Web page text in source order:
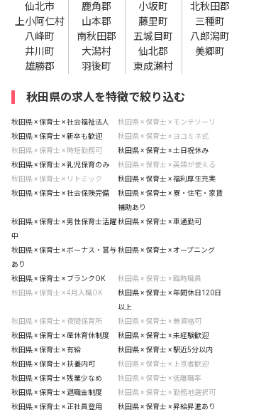
仙北市
鹿角郡 小坂町
北秋田郡
上小阿仁村
山本郡 藤里町
三種町
八峰町
南秋田郡 五城目町
八郎潟町
井川町
大潟村 仙北郡
美郷町
雄勝郡
羽後町 東成瀬村
秋田県の求人を特徴で絞り込む
秋田県 × 保育士 × 社会福祉法人
秋田県 × 保育士 × モンテソーリ
秋田県 × 保育士 × 新卒も歓迎
秋田県 × 保育士 × ヨコミネ式
秋田県 × 保育士 × 時短勤務可
秋田県 × 保育士 × 土日祝休み
秋田県 × 保育士 × 乳児保育のみ
秋田県 × 保育士 × 英語が使える
秋田県 × 保育士 × リトミック
秋田県 × 保育士 × 福利厚生充実
秋田県 × 保育士 × 社会保険完備
秋田県 × 保育士 × 寮・住宅・家賃
補助あり
秋田県 × 保育士 × 男性保育士活躍
中
秋田県 × 保育士 × 車通勤可
秋田県 × 保育士 × ボーナス・賞与
あり
秋田県 × 保育士 × オープニング
秋田県 × 保育士 × ブランクOK
秋田県 × 保育士 × 臨時職員
秋田県 × 保育士 × 4月入職OK
秋田県 × 保育士 × 年間休日120日
以上
秋田県 × 保育士 × 夜間保育所
秋田県 × 保育士 × 無資格可
秋田県 × 保育士 × 産休育休制度
秋田県 × 保育士 × 未経験歓迎
秋田県 × 保育士 × 有給
秋田県 × 保育士 × 駅近5分以内
秋田県 × 保育士 × 扶養内可
秋田県 × 保育士 × 上京者歓迎
秋田県 × 保育士 × 残業少なめ
秋田県 × 保育士 × 低離職率
秋田県 × 保育士 × 退職金制度
秋田県 × 保育士 × 勤務地選択可
秋田県 × 保育士 × 正社員登用
秋田県 × 保育士 × 昇給昇進あり